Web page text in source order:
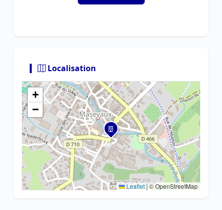
Localisation
+
−
Leaflet|© OpenStreetMap